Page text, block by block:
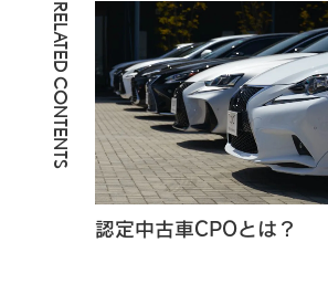
RELATED CONTENTS
認定中古車CPOとは？